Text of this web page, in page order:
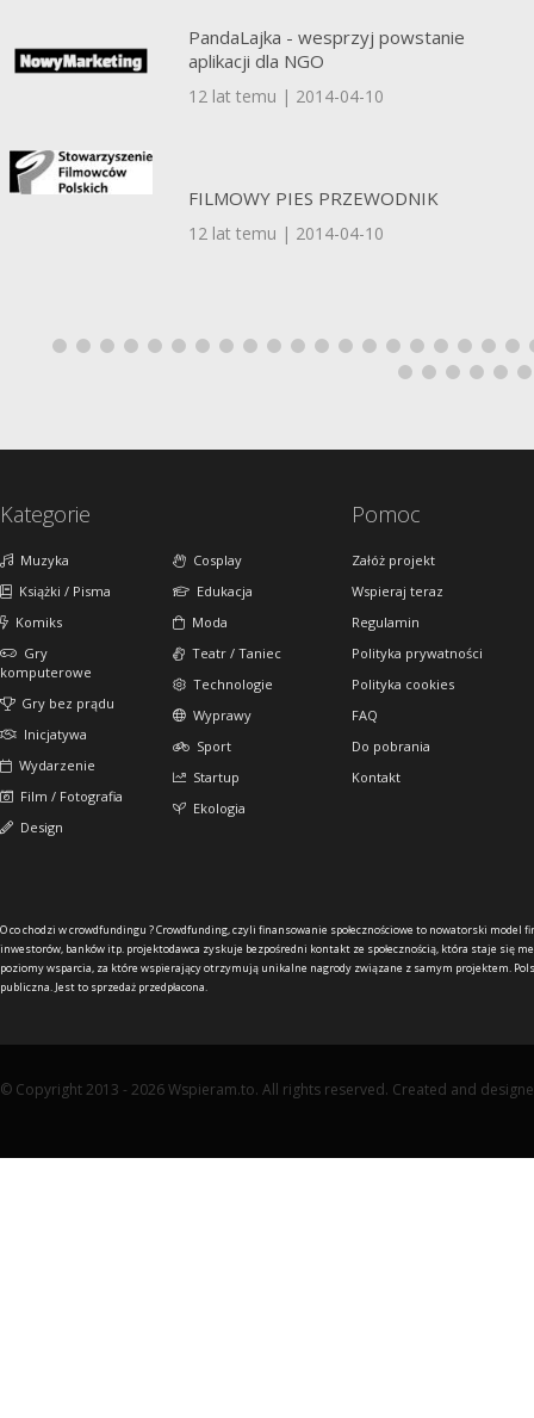
PandaLajka - wesprzyj powstanie
aplikacji dla NGO
12 lat temu | 2014-04-10
FILMOWY PIES PRZEWODNIK
12 lat temu | 2014-04-10
Kategorie
Muzyka
Książki / Pisma
Komiks
Gry
komputerowe
Gry bez prądu
Inicjatywa
Wydarzenie
Film / Fotografia
Design
Cosplay
Edukacja
Moda
Teatr / Taniec
Technologie
Wyprawy
Sport
Startup
Ekologia
Pomoc
Załóż projekt
Wspieraj teraz
Regulamin
Polityka prywatności
Polityka cookies
FAQ
Do pobrania
Kontakt
O co chodzi w crowdfundingu ?Crowdfunding, czyli finansowanie społecznościowe to nowatorski model
inwestorów, banków itp. projektodawca zyskuje bezpośredni kontakt ze społecznością, która staje się
poziomy wsparcia, za które wspierający otrzymują unikalne nagrody związane z samym projektem.
publiczna. Jest to sprzedaż przedpłacona.
© Copyright 2013 - 2026 Wspieram.to. All rights reserved. Created and